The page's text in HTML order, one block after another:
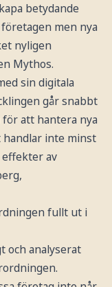
betydande
men nya
nyligen
Mythos.
sin digitala
går snabbt
att hantera nya
handlar inte minst
av
fullt ut i
och analyserat